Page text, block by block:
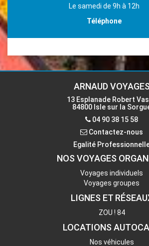
Le samedi de 9h à 12h
Téléphone
accueil-isle@voyages-
Contactez-nous
ARNAUD VOYAGES
13 Esplanade Robert
84800 Isle sur la
04 90 38 15 58
Contactez-nous
Egalité
NOS VOYAGES
Voyages individuels
Voyages groupes
LIGNES ET
ZOU ! 84
LOCATIONS
Nos véhicules